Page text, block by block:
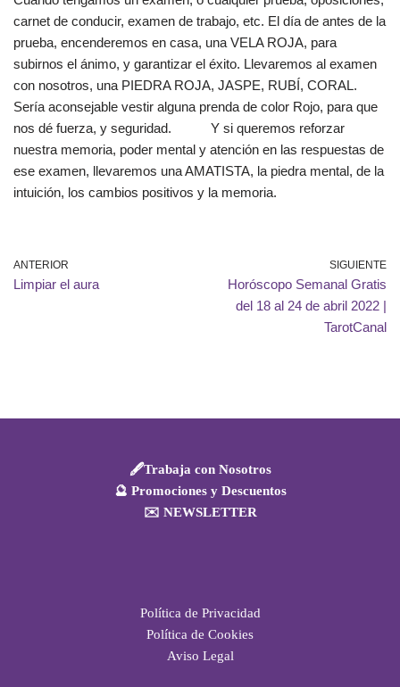
carnet de conducir, examen de trabajo, etc. El día de antes de la
prueba, encenderemos en casa, una VELA ROJA, para
subirnos el ánimo, y garantizar el éxito. Llevaremos al examen
con nosotros, una PIEDRA ROJA, JASPE, RUBÍ, CORAL.
Sería aconsejable vestir alguna prenda de color Rojo, para que
nos dé fuerza, y seguridad. Y si queremos reforzar
nuestra memoria, poder mental y atención en las respuestas de
ese examen, llevaremos una AMATISTA, la piedra mental, de la
intuición, los cambios positivos y la memoria.
ANTERIOR
Limpiar el aura
SIGUIENTE
Horóscopo Semanal Gratis
del 18 al 24 de abril 2022 |
TarotCanal
🖋️Trabaja con Nosotros
🔮 Promociones y Descuentos
✉️ NEWSLETTER
Política de Privacidad
Política de Cookies
Aviso Legal